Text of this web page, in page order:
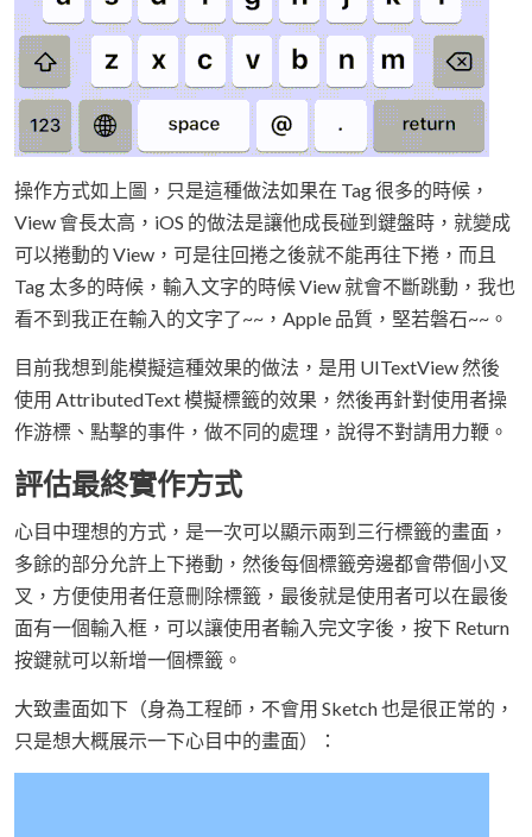
操作方式如上圖，只是這種做法如果在 Tag 很多的時候，
View 會長太高，iOS 的做法是讓他成長碰到鍵盤時，就變成
可以捲動的 View，可是往回捲之後就不能再往下捲，而且
Tag 太多的時候，輸入文字的時候 View 就會不斷跳動，我也
看不到我正在輸入的文字了~~，Apple 品質，堅若磐石~~。
目前我想到能模擬這種效果的做法，是用 UITextView 然後
使用 AttributedText 模擬標籤的效果，然後再針對使用者操
作游標、點擊的事件，做不同的處理，說得不對請用力鞭。
評估最終實作方式
心目中理想的方式，是一次可以顯示兩到三行標籤的畫面，
多餘的部分允許上下捲動，然後每個標籤旁邊都會帶個小叉
叉，方便使用者任意刪除標籤，最後就是使用者可以在最後
面有一個輸入框，可以讓使用者輸入完文字後，按下 Return
按鍵就可以新增一個標籤。
大致畫面如下（身為工程師，不會用 Sketch 也是很正常的，
只是想大概展示一下心目中的畫面）：